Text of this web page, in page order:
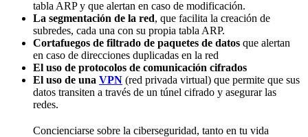
tabla ARP y que alertan en caso de modificación.
La segmentación de la red, que facilita la creación de
subredes, cada una con su propia tabla ARP.
Cortafuegos de filtrado de paquetes de datos que alertan
en caso de direcciones duplicadas en la red
El uso de protocolos de comunicación cifrados
El uso de una VPN (red privada virtual) que permite que sus
datos transiten a través de un túnel cifrado y asegurar las
redes.
Concienciarse sobre la ciberseguridad, tanto en tu vida